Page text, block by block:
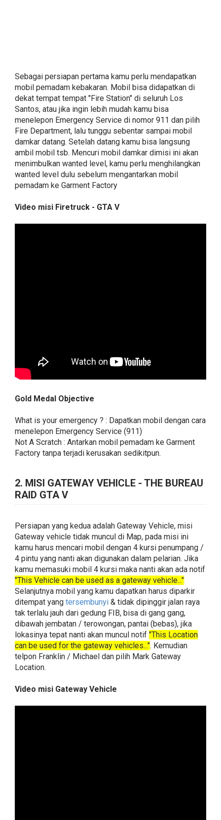
Sebagai persiapan pertama kamu perlu mendapatkan
mobil pemadam kebakaran. Mobil bisa didapatkan di
dekat tempat tempat "Fire Station" di seluruh Los
Santos, atau jika ingin lebih mudah kamu bisa
menelepon Emergency Service di nomor 911 dan pilih
Fire Department, lalu tunggu sebentar sampai mobil
damkar datang. Setelah datang kamu bisa langsung
ambil mobil tsb. Mencuri mobil damkar dimisi ini akan
menimbulkan wanted level, kamu perlu menghilangkan
wanted level dulu sebelum mengantarkan mobil
pemadam ke Garment Factory
Video misi Firetruck - GTA V
Gold Medal Objective
What is your emergency ? : Dapatkan mobil dengan cara
menelepon Emergency Service (911)
Not A Scratch : Antarkan mobil pemadam ke Garment
Factory tanpa terjadi kerusakan sedikitpun.
2. MISI GATEWAY VEHICLE - THE BUREAU
RAID GTA V
Persiapan yang kedua adalah Gateway Vehicle, misi
Gateway vehicle tidak muncul di Map, pada misi ini
kamu harus mencari mobil dengan 4 kursi penumpang /
4 pintu yang nanti akan digunakan dalam pelarian. Jika
kamu memasuki mobil 4 kursi maka nanti akan ada notif
"This Vehicle can be used as a gateway vehicle..."
Selanjutnya mobil yang kamu dapatkan harus diparkir
ditempat yang tersembunyi & tidak dipinggir jalan raya
tak terlalu jauh dari gedung FIB, bisa di gang gang,
dibawah jembatan / terowongan, pantai (bebas), jika
lokasinya tepat nanti akan muncul notif "This Location
can be used for the gateway vehicles...". Kemudian
telpon Franklin / Michael dan pilih Mark Gateway
Location.
Video misi Gateway Vehicle